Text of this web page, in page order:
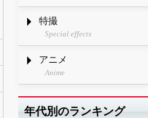
特撮
Special effects
アニメ
Anime
年代別のランキング